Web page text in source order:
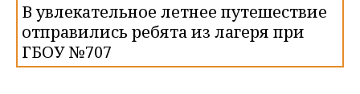
В увлекательное летнее путешествие
отправились ребята из лагеря при
ГБОУ №707